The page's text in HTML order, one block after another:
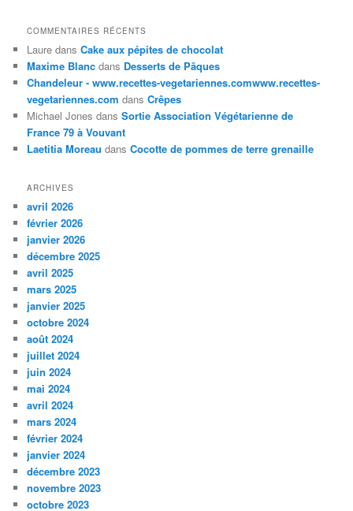
COMMENTAIRES RÉCENTS
Laure dansCake aux pépites de chocolat
Maxime Blanc dans Desserts de Pâques
Chandeleur - www.recettes-vegetariennes.comwww.recettes-
vegetariennes.com dansCrêpes
Michael Jones dansSortie Association Végétarienne de
France 79 à Vouvant
Laetitia Moreau dansCocotte de pommes de terre grenaille
ARCHIVES
avril 2026
février 2026
janvier 2026
décembre 2025
avril 2025
mars 2025
janvier 2025
octobre 2024
août 2024
juillet 2024
juin 2024
mai 2024
avril 2024
mars 2024
février 2024
janvier 2024
décembre 2023
novembre 2023
octobre 2023